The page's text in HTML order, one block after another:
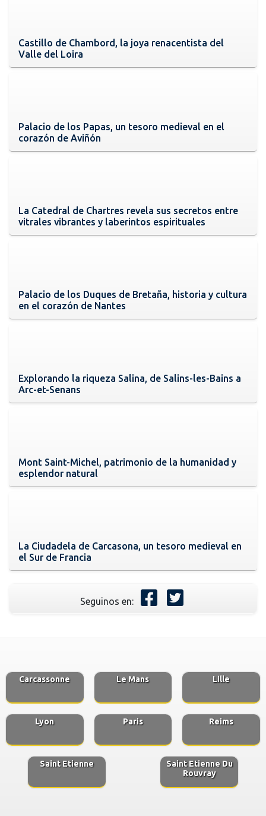
Castillo de Chambord, la joya renacentista del
Valle del Loira
Palacio de los Papas, un tesoro medieval en el
corazón de Aviñón
La Catedral de Chartres revela sus secretos entre
vitrales vibrantes y laberintos espirituales
Palacio de los Duques de Bretaña, historia y cultura
en el corazón de Nantes
Explorando la riqueza Salina, de Salins-les-Bains a
Arc-et-Senans
Mont Saint-Michel, patrimonio de la humanidad y
esplendor natural
La Ciudadela de Carcasona, un tesoro medieval en
el Sur de Francia
Seguinos en:
Carcassonne Le Mans Lille
Lyon Paris Reims
Saint Etienne
Saint Etienne Du
Rouvray